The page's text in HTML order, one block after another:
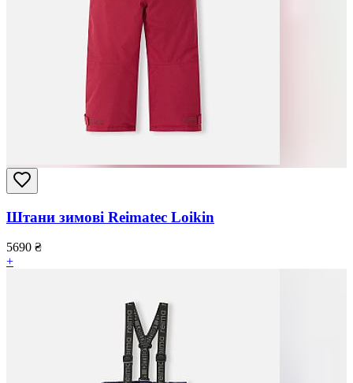
Штани зимові Reimatec Loikin
5690 ₴
+